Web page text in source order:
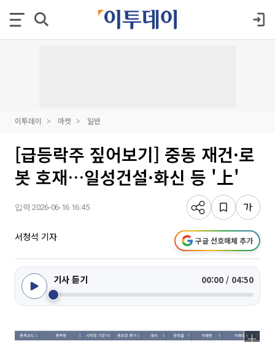
이투데이 마켓 일반
[급등락주 짚어보기] 중동 재건·로
봇 호재…일성건설·화신 등 '上'
입력 2026-06-16 16:45
서청석 기자 구글 선호매체 추가
기사 듣기 00:00 / 04:50